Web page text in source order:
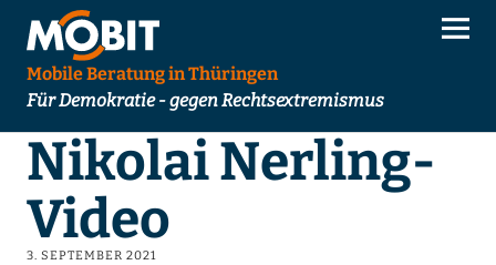
Mobile Beratung in Thüringen
Für Demokratie - gegen Rechtsextremismus
Nikolai Nerling-
Video
3. SEPTEMBER 2021